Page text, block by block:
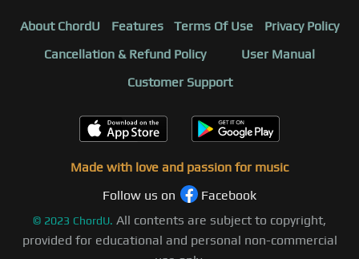
About ChordU Features Terms Of Use
Privacy Policy
Cancellation & Refund Policy
User Manual
Customer Support
Made with love and passion for music
Follow us on
Facebook
© 2023 ChordU. All contents are subject to copyright,
provided for educational and personal non-commercial